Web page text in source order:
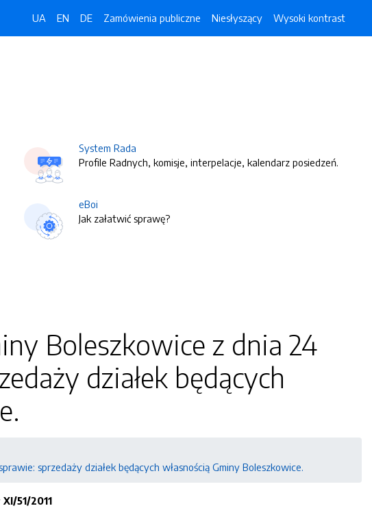
UA EN DE Zamówienia publiczne Niesłyszący Wysoki kontrast
System Rada
Profile Radnych, komisje, interpelacje, kalendarz posiedzeń.
eBoi
Jak załatwić sprawę?
Boleszkowice z dnia 24
działek będących
sprzedaży działek będących własnością Gminy Boleszkowice.
51/2011